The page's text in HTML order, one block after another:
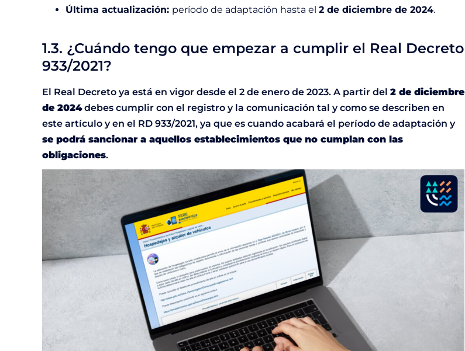
Última actualización: período de adaptación hasta el 2 de diciembre de 2024.
1.3. ¿Cuándo tengo que empezar a cumplir el Real Decreto
933/2021?
El Real Decreto ya está en vigor desde el 2 de enero de 2023. A partir del 2 de diciembre
de 2024debes cumplir con el registro y la comunicación tal y como se describen en
este artículo y en el RD 933/2021, ya que es cuando acabará el período de adaptación y
se podrá sancionar a aquellos establecimientos que no cumplan con las
obligaciones.